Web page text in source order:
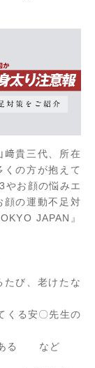
貴三代、所在
の方が抱えて
やお顔の悩みエ
顔の運動不足対
JAPAN』
び、老けたな
くる安〇先生の
ある など